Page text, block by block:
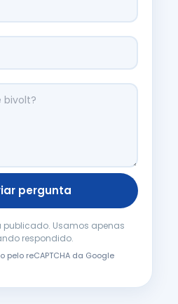
pergunta
publicado. Usamos apenas
respondido.
pelo reCAPTCHA da Google